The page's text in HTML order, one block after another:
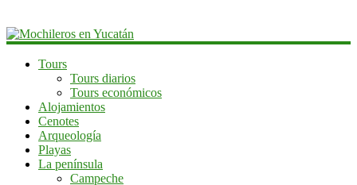
Mochileros
Yucatán
Tours
Tours diarios
Tours económicos
Alojamientos
Cenotes
Arqueología
Playas
La península
Campeche